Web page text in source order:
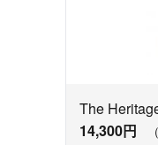
The
14,300円